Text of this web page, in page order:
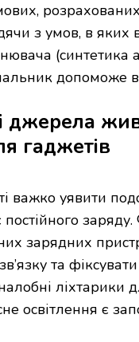
з умов, в яких
допоможе
джерела
гаджетів
важко уявити
постійного
зарядних
та
ліхтарики
освітлення є